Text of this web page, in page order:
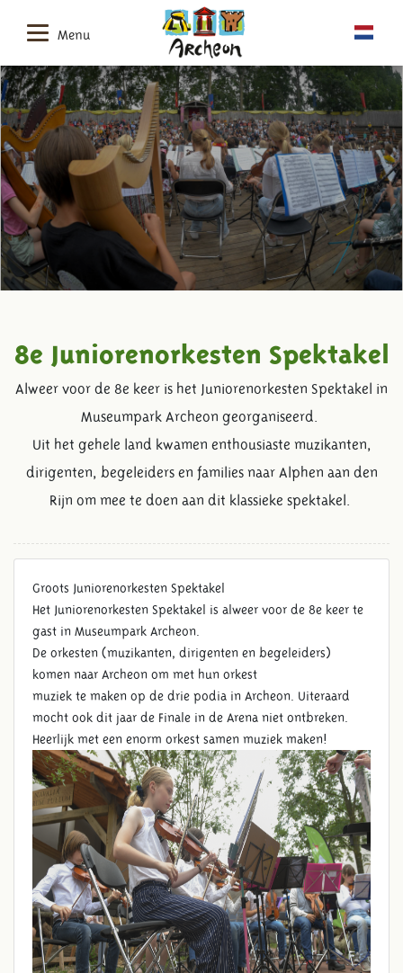
Menu
8E JUNIORENORKESTEN
SPEKTAKEL
8e Juniorenorkesten Spektakel
Alweer voor de 8e keer is het Juniorenorkesten Spektakel in
Museumpark Archeon georganiseerd.
Uit het gehele land kwamen enthousiaste muzikanten,
dirigenten, begeleiders en families naar Alphen aan den
Rijn om mee te doen aan dit klassieke spektakel.
Groots Juniorenorkesten Spektakel
Het Juniorenorkesten Spektakel is alweer voor de 8e keer te
gast in Museumpark Archeon.
De orkesten (muzikanten, dirigenten en begeleiders)
komen naar Archeon om met hun orkest
muziek te maken op de drie podia in Archeon. Uiteraard
mocht ook dit jaar de Finale in de Arena niet ontbreken.
Heerlijk met een enorm orkest samen muziek maken!